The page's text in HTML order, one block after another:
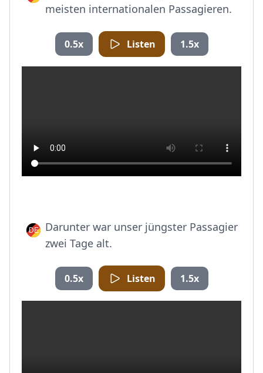
meisten internationalen Passagieren.
0.5x Listen 1.5x
Darunter war unser jüngster Passagier
zwei Tage alt.
0.5x Listen 1.5x